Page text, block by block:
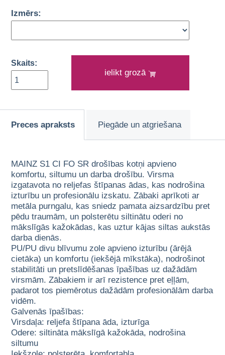
Izmērs:
Skaits:
ielikt grozā
Preces apraksts Piegāde un atgriešana
MAINZ S1 CI FO SR drošības kotņi apvieno
komfortu, siltumu un darba drošību. Virsma
izgatavota no reljefas štīpanas ādas, kas nodrošina
izturību un profesionālu izskatu. Zābaki aprīkoti ar
metāla purngalu, kas sniedz pamata aizsardzību pret
pēdu traumām, un polsterētu siltinātu oderi no
mākslīgās kažokādas, kas uztur kājas siltas aukstās
darba dienās.
PU/PU divu blīvumu zole apvieno izturību (ārējā
cietāka) un komfortu (iekšējā mīkstāka), nodrošinot
stabilitāti un pretslīdēšanas īpašības uz dažādām
virsmām. Zābakiem ir arī rezistence pret eļļām,
padarot tos piemērotus dažādām profesionālām darba
vidēm.
Galvenās īpašības:
Virsdaļa: reljefa štīpana āda, izturīga
Odere: siltināta mākslīgā kažokāda, nodrošina
siltumu